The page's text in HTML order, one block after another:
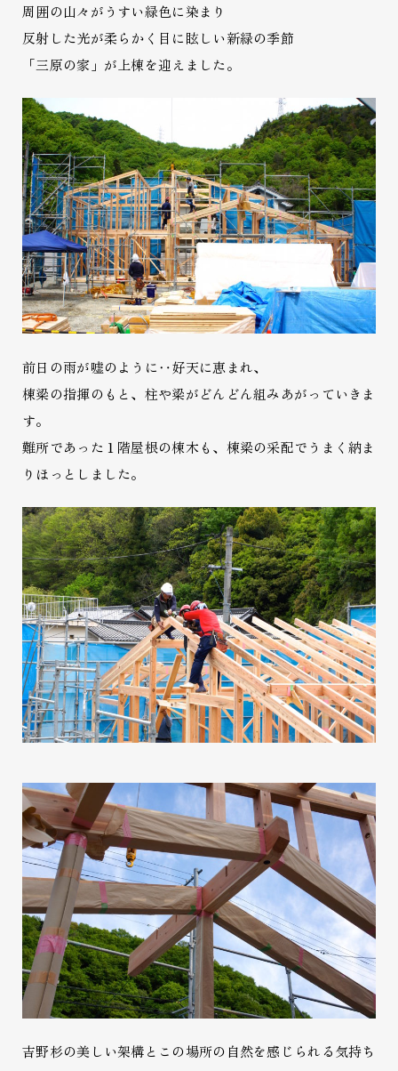
周囲の山々がうすい緑色に染まり
反射した光が柔らかく目に眩しい新緑の季節
「三原の家」が上棟を迎えました。
前日の雨が嘘のように‥好天に恵まれ、
棟梁の指揮のもと、柱や梁がどんどん組みあがっていきま
す。
難所であった１階屋根の棟木も、棟梁の采配でうまく納ま
りほっとしました。
吉野杉の美しい架構とこの場所の自然を感じられる気持ち